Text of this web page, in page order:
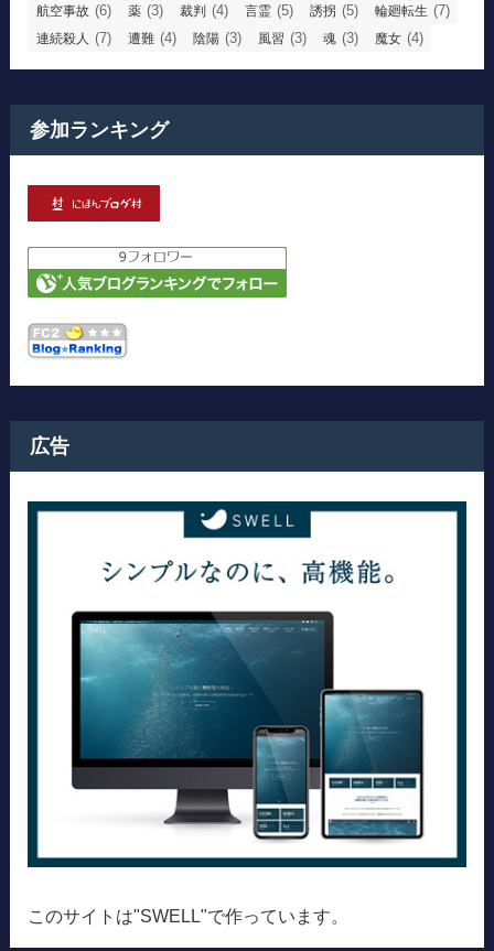
航空事故 (6) 薬 (3) 裁判 (4) 言霊 (5) 誘拐 (5) 輪廻転生 (7)
連続殺人 (7) 遭難 (4) 陰陽 (3) 風習 (3) 魂 (3) 魔女 (4)
参加ランキング
広告
このサイトは"SWELL"で作っています。